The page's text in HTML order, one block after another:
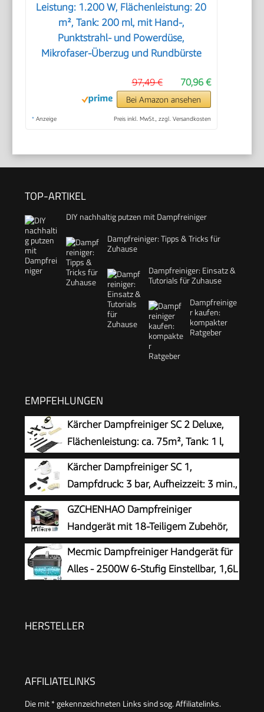
Leistung: 1.200 W, Flächenleistung: 20
m², Tank: 200 ml, mit Hand-,
Punktstrahl- und Powerdüse,
Mikrofaser-Überzug und Rundbürste
70,96 €
97,49 €
Bei Amazon ansehen
* Anzeige Preis inkl. MwSt., zzgl. Versandkosten
TOP-ARTIKEL
DIY nachhaltig putzen mit Dampfreiniger
Dampfreiniger: Tipps & Tricks für
Zuhause
Dampfreiniger: Einsatz &
Tutorials für Zuhause
Dampfreinige
r kaufen:
kompakter
Ratgeber
EMPFEHLUNGEN
Kärcher Dampfreiniger SC 2 Deluxe,
Flächenleistung: ca. 75m², Tank: 1 l,
Dampfdruck: max. 3,2 bar, Aufheizzeit:
6,5 min., Heizleistung: 1.500 W, mit
Bodenreinigungsset EasyFix und 3 Düsen,Single
Kärcher Dampfreiniger SC 1,
Dampfdruck: 3 bar, Aufheizzeit: 3 min.,
Leistung: 1.200 W, Flächenleistung: 20
m², Tank: 200 ml, mit Hand-, Punktstrahl- und
Powerdüse, Mikrofaser-Überzug und Rundbürste
GZCHENHAO Dampfreiniger
Handgerät mit 18-Teiligem Zubehör,
2500W & 9s Turbo-Dampf mit 5 BAR
Druck – 99,99% Reinigung & 100%
Natürlich,Steam Cleaner für Boden, Küche, Bad,
Mecmic Dampfreiniger Handgerät für
Alles - 2500W 6-Stufig Einstellbar, 1,6L
Dampfreinigung für Boden,
HERSTELLER
AFFILIATELINKS
Die mit * gekennzeichneten Links sind sog. Affiliatelinks.